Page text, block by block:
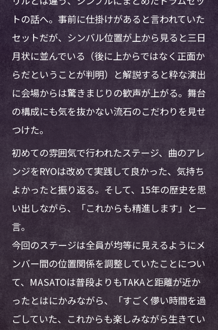
トの話へ。事前に仕掛けがあると言われていた
セットだが、シンバル位置が上から見ると三日
月状に並んでいる（後に上からではなく正面か
らだということが判明）と解説すると粋な演出
に会場からは驚きまじりの歓声が上がる。舞台
の構成にも気を抜かない流石のこだわりを見せ
つけた。
初めての雰囲気で行われたステージ、曲のアレ
ンジをRYOは改めて実践して良かった、気持ち
よかったと振り返る。そして、15年の歴史を思
い出しながら、「これからも精進します」と一
言。
今回のステージは全員が均等に見えるようにメ
ンバー間の位置関係を調整していたことについ
て、MASATOは普段よりもTAKAと距離が近か
ったとはにかみながら、「すごく儚い時間を過
ごしていた、これからも楽しみながら生きてい